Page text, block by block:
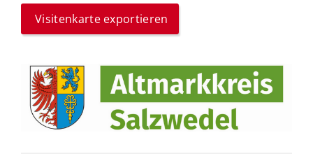
Visitenkarte exportieren